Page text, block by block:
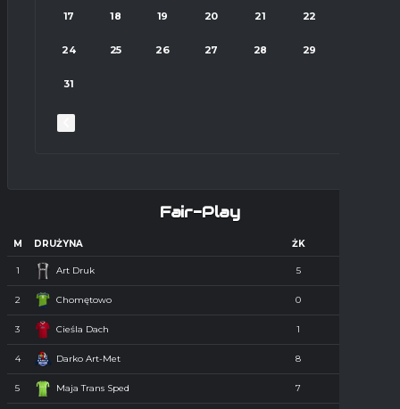
17 18 19 20 21 22
24 25 26 27 28 29
31
Fair-Play
M DRUŻYNA ŻK
1 Art Druk 5
2 Chomętowo 0
3 Cieśla Dach 1
4 Darko Art-Met 8
5 Maja Trans Sped 7